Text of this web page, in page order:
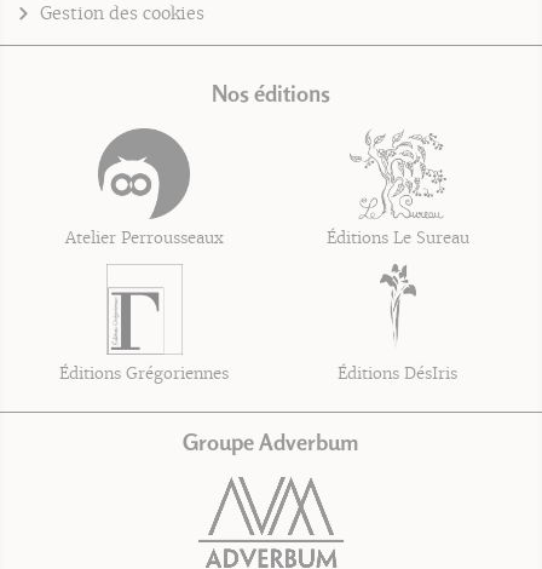
Gestion des cookies
Nos éditions
Atelier Perrousseaux Éditions Le Sureau
Éditions Grégoriennes Éditions DésIris
Groupe Adverbum